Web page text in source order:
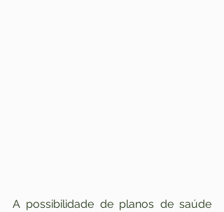
A possibilidade de planos de saúde